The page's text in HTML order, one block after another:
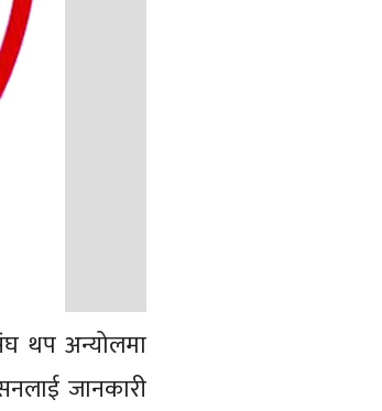
थप अन्योलमा
जानकारी